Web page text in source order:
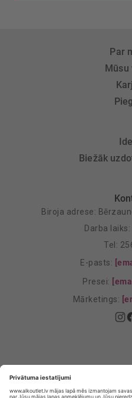
Par
Mūsu
Biežāk
Biroja adrese:
Darba
Tel:
E-pasts:
Presei:
Mārketings: